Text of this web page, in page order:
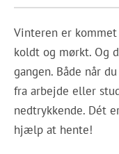
Vinteren er
koldt og mørkt. Og
gangen. Både når
fra arbejde eller
nedtrykkende. Dét
hjælp at hente!